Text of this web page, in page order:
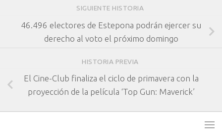
SIGUIENTE HISTORIA
46.496 electores de Estepona podrán ejercer su
derecho al voto el próximo domingo
HISTORIA PREVIA
El Cine-Club finaliza el ciclo de primavera con la
proyección de la película ‘Top Gun: Maverick’